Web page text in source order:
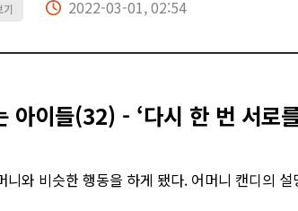
2022-03-01, 02:54
아이들(32) - ‘다시 한 번 서로
니와 비슷한 행동을 하게 됐다. 어머니 캔디의 설